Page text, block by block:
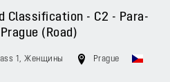
Classification - C2 - Para-
(Road)
1 , Женщины
Prague